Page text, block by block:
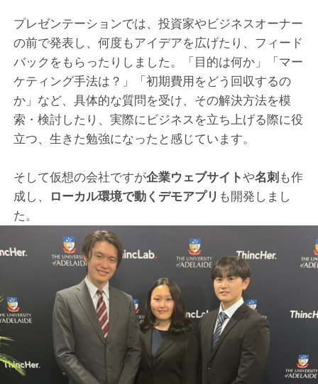
プレゼンテーションでは、投資家やビジネスオーナー
の前で発表し、何度もアイデアを広げたり、フィード
バックをもらったりしました。「目的は何か」「マー
ケティング手法は？」「初期費用をどう回収するの
か」など、具体的な質問を受け、その解決方法を模
索・検討したり、実際にビジネスを立ち上げる際に役
立つ、生きた勉強になったと感じています。
そして仮想の会社ですが企業ウェブサイトや名刺 も作
成し、
ローカル環境で動くデモアプリ も開発しまし
た。